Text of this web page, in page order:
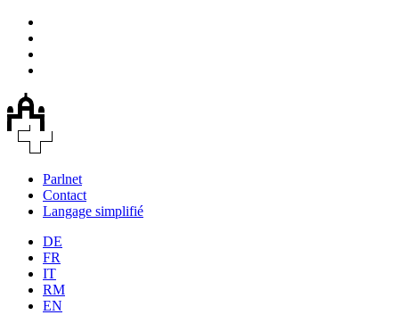
Parlnet
Contact
Langage simplifié
DE
FR
IT
RM
EN